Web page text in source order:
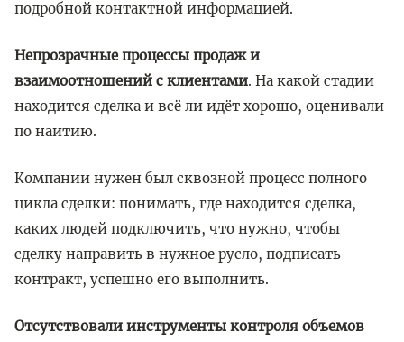
подробной контактной информацией.
Непрозрачные процессы продаж и
взаимоотношений с клиентами. На какой стадии
находится сделка и всё ли идёт хорошо, оценивали
по наитию.
Компании нужен был сквозной процесс полного
цикла сделки: понимать, где находится сделка,
каких людей подключить, что нужно, чтобы
сделку направить в нужное русло, подписать
контракт, успешно его выполнить.
Отсутствовали инструменты контроля объемов